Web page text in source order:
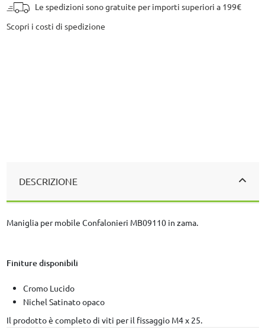
Le spedizioni sono gratuite per importi superiori a 199€
Scopri i costi di spedizione
DESCRIZIONE
Maniglia per mobile Confalonieri MB09110 in zama.
Finiture disponibili
Cromo Lucido
Nichel Satinato opaco
Il prodotto è completo di viti per il fissaggio M4 x 25.